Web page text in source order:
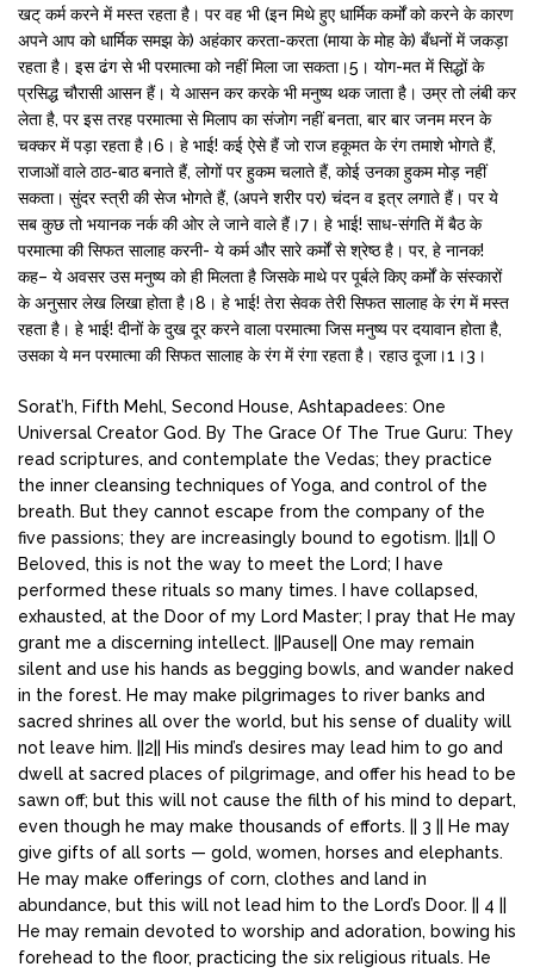
खट् कर्म करने में मस्त रहता है। पर वह भी (इन मिथे हुए धार्मिक कर्मों को करने के कारण
अपने आप को धार्मिक समझ के) अहंकार करता-करता (माया के मोह के) बँधनों में जकड़ा
रहता है। इस ढंग से भी परमात्मा को नहीं मिला जा सकता।5। योग-मत में सिद्धों के
प्रसिद्ध चौरासी आसन हैं। ये आसन कर करके भी मनुष्य थक जाता है। उम्र तो लंबी कर
लेता है, पर इस तरह परमात्मा से मिलाप का संजोग नहीं बनता, बार बार जनम मरन के
चक्कर में पड़ा रहता है।6। हे भाई! कई ऐसे हैं जो राज हकूमत के रंग तमाशे भोगते हैं,
राजाओं वाले ठाठ-बाठ बनाते हैं, लोगों पर हुकम चलाते हैं, कोई उनका हुकम मोड़ नहीं
सकता। सुंदर स्त्री की सेज भोगते हैं, (अपने शरीर पर) चंदन व इत्र लगाते हैं। पर ये
सब कुछ तो भयानक नर्क की ओर ले जाने वाले हैं।7। हे भाई! साध-संगति में बैठ के
परमात्मा की सिफत सालाह करनी- ये कर्म और सारे कर्मों से श्रेष्ठ है। पर, हे नानक!
कह– ये अवसर उस मनुष्य को ही मिलता है जिसके माथे पर पूर्बले किए कर्मों के संस्कारों
के अनुसार लेख लिखा होता है।8। हे भाई! तेरा सेवक तेरी सिफत सालाह के रंग में मस्त
रहता है। हे भाई! दीनों के दुख दूर करने वाला परमात्मा जिस मनुष्य पर दयावान होता है,
उसका ये मन परमात्मा की सिफत सालाह के रंग में रंगा रहता है। रहाउ दूजा।1।3।
Sorat’h, Fifth Mehl, Second House, Ashtapadees: One
Universal Creator God. By The Grace Of The True Guru: They
read scriptures, and contemplate the Vedas; they practice
the inner cleansing techniques of Yoga, and control of the
breath. But they cannot escape from the company of the
five passions; they are increasingly bound to egotism. ||1|| O
Beloved, this is not the way to meet the Lord; I have
performed these rituals so many times. I have collapsed,
exhausted, at the Door of my Lord Master; I pray that He may
grant me a discerning intellect. ||Pause|| One may remain
silent and use his hands as begging bowls, and wander naked
in the forest. He may make pilgrimages to river banks and
sacred shrines all over the world, but his sense of duality will
not leave him. ||2|| His mind’s desires may lead him to go and
dwell at sacred places of pilgrimage, and offer his head to be
sawn off; but this will not cause the filth of his mind to depart,
even though he may make thousands of efforts. || 3 || He may
give gifts of all sorts — gold, women, horses and elephants.
He may make offerings of corn, clothes and land in
abundance, but this will not lead him to the Lord’s Door. || 4 ||
He may remain devoted to worship and adoration, bowing his
forehead to the floor, practicing the six religious rituals. He